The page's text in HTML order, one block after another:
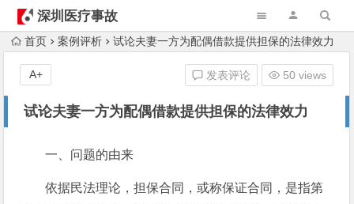
深圳医疗事故
律师
首页 案例评析 试论夫妻一方为配偶借款提供担保的法律效力
试论夫妻一方为配偶借款提供担保的法律效力
发表评论 50 views
A+
一、问题的由来
依据民法理论，担保合同，或称保证合同，是指第